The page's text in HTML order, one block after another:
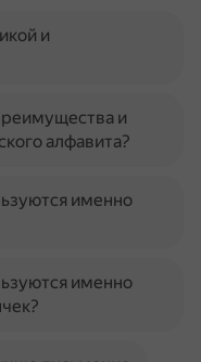
и
и
алфавита?
именно
именно